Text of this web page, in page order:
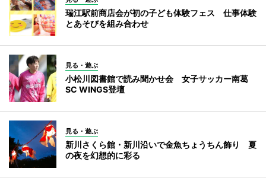
瑞江駅前商店会が初の子ども体験フェス 仕事体験
とあそびを組み合わせ
見る・遊ぶ
小松川図書館で読み聞かせ会 女子サッカー南葛
SC WINGS登壇
見る・遊ぶ
新川さくら館・新川沿いで金魚ちょうちん飾り 夏
の夜を幻想的に彩る